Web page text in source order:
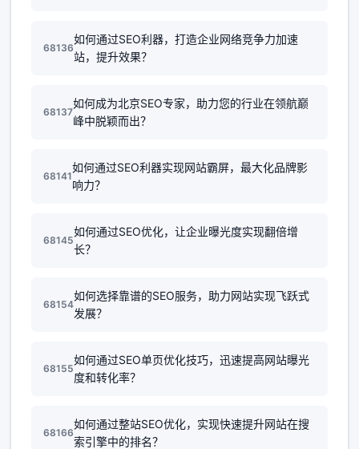
68136
如何通过SEO利器，打造企业网络竞争力加速
站，提升效果？
68137
如何成为北京SEO专家，助力您的行业在领航巅
峰中脱颖而出？
68141
如何通过SEO利器实现网站霸屏，最大化品牌影
响力？
68145
如何通过SEO优化，让企业曝光度实现翻倍增
长？
68154
如何选择靠谱的SEO服务，助力网站实现飞跃式
发展？
68155
如何通过SEO单页优化技巧，迅速提高网站曝光
度和转化率？
68166
如何通过整站SEO优化，实现快速提升网站在搜
索引擎中的排名？